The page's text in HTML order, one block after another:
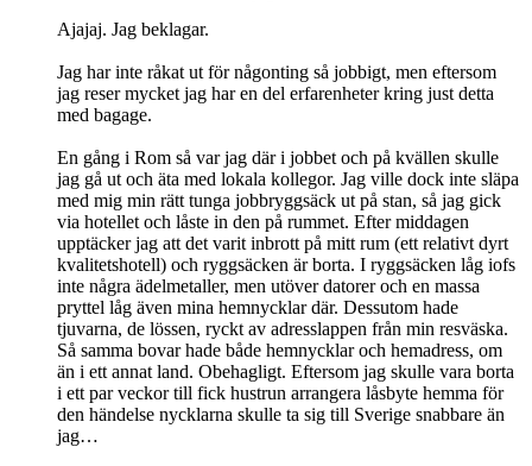
Ajajaj. Jag beklagar.
Jag har inte råkat ut för någonting så jobbigt, men eftersom
jag reser mycket jag har en del erfarenheter kring just detta
med bagage.
En gång i Rom så var jag där i jobbet och på kvällen skulle
jag gå ut och äta med lokala kollegor. Jag ville dock inte släpa
med mig min rätt tunga jobbryggsäck ut på stan, så jag gick
via hotellet och låste in den på rummet. Efter middagen
upptäcker jag att det varit inbrott på mitt rum (ett relativt dyrt
kvalitetshotell) och ryggsäcken är borta. I ryggsäcken låg iofs
inte några ädelmetaller, men utöver datorer och en massa
pryttel låg även mina hemnycklar där. Dessutom hade
tjuvarna, de lössen, ryckt av adresslappen från min resväska.
Så samma bovar hade både hemnycklar och hemadress, om
än i ett annat land. Obehagligt. Eftersom jag skulle vara borta
i ett par veckor till fick hustrun arrangera låsbyte hemma för
den händelse nycklarna skulle ta sig till Sverige snabbare än
jag…